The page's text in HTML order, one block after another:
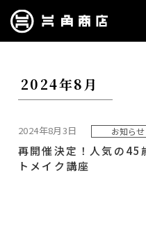
2024年8月
2024年8月3日 お知らせ
再開催決定！人気の45
トメイク講座